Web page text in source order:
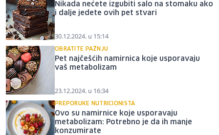
Nikada nećete izgubiti salo na stomaku ako
i dalje jedete ovih pet stvari
30.12.2024. u 15:14
OBRATITE PAŽNJU
Pet najčešćih namirnica koje usporavaju
vaš metabolizam
23.12.2024. u 16:34
PREPORUKE NUTRICIONISTA
Ovo su namirnice koje usporavaju
metabolizam: Potrebno je da ih manje
konzumirate